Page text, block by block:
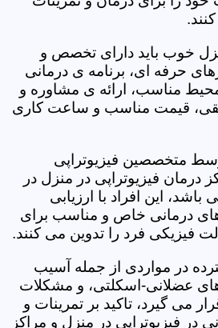
خوب باید دارای تخصص و
حرفه ای، برنامه ی درمانی
مناسب، ارائه ی مشاوره و
قیمت مناسب و ساعت کاری
متخصصین فیزیوتراپی
درمان فیزیوتراپی در منزل در
باشد، این افراد با ارزیابی
های درمانی خاص و مناسب برای
فیزیکی فرد را تدوین می کنند.
در مواردی از جمله آسیب
عضلانی-اسکلتی، و مشکلات
می گیرد، تاکید بر تمرینات و
در فیزیوتراپی در منزل و مراکز